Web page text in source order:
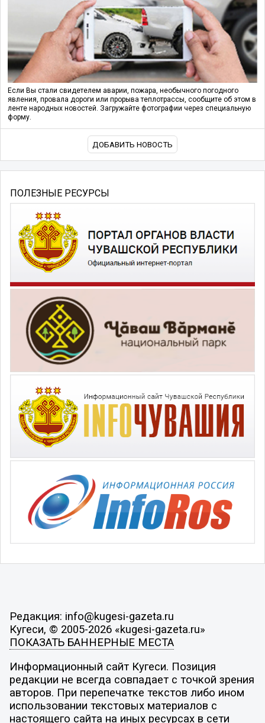
Если Вы стали свидетелем аварии, пожара, необычного погодного
явления, провала дороги или прорыва теплотрассы, сообщите об этом в
ленте народных новостей. Загружайте фотографии через специальную
форму.
ДОБАВИТЬ НОВОСТЬ
ПОЛЕЗНЫЕ РЕСУРСЫ
Редакция: info@kugesi-gazeta.ru
Кугеси, © 2005-2026 «kugesi-gazeta.ru»
ПОКАЗАТЬ БАННЕРНЫЕ МЕСТА
Информационный сайт Кугеси. Позиция
редакции не всегда совпадает с точкой зрения
авторов. При перепечатке текстов либо ином
использовании текстовых материалов с
настоящего сайта на иных ресурсах в сети